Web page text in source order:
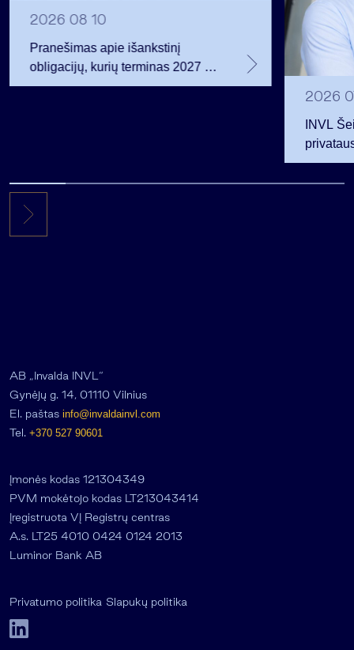
2026 08 10
Pranešimas apie išankstinį
obligacijų, kurių terminas 2027 m.
birželio 14 d., išpirkimą
2026
INVL
mln.
AB „Invalda INVL“
Gynėjų g. 14, 01110 Vilnius
El. paštas info@invaldainvl.com
Tel. +370 527 90601
Įmonės kodas 121304349
PVM mokėtojo kodas LT213043414
Įregistruota VĮ Registrų centras
A.s. LT25 4010 0424 0124 2013
Luminor Bank AB
Privatumo politika Slapukų politika